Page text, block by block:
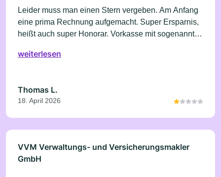
Leider muss man einen Stern vergeben. Am Anfang
eine prima Rechnung aufgemacht. Super Ersparnis,
heißt auch super Honorar. Vorkasse mit sogenannter
Krankenkasse auch nur annähernd an die Rechnung
das Ganze beenden will, mit Hinweis auf
Rückzahlung, ist Funkstille. Jetzt freut sich ein
Anwalt.
weiterlesen
Thomas L.
18. April 2026
VVM Verwaltungs- und Versicherungsmakler
GmbH